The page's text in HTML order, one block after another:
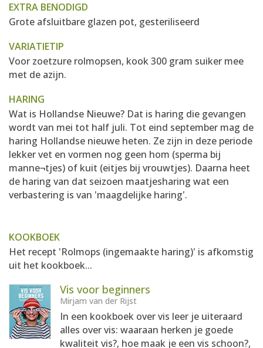
EXTRA BENODIGD
Grote afsluitbare glazen pot, gesteriliseerd
VARIATIETIP
Voor zoetzure rolmopsen, kook 300 gram suiker mee
met de azijn.
HARING
Wat is Hollandse Nieuwe? Dat is haring die gevangen
wordt van mei tot half juli. Tot eind september mag de
haring Hollandse nieuwe heten. Ze zijn in deze periode
lekker vet en vormen nog geen hom (sperma bij
manne¬tjes) of kuit (eitjes bij vrouwtjes). Daarna heet
de haring van dat seizoen maatjesharing wat een
verbastering is van 'maagdelijke haring'.
KOOKBOEK
Het recept 'Rolmops (ingemaakte haring)' is afkomstig
uit het kookboek...
Vis voor beginners
Mirjam van der Rijst
In een kookboek over vis leer je uiteraard
alles over vis: waaraan herken je goede
kwaliteit vis?, hoe maak je een vis schoon?,